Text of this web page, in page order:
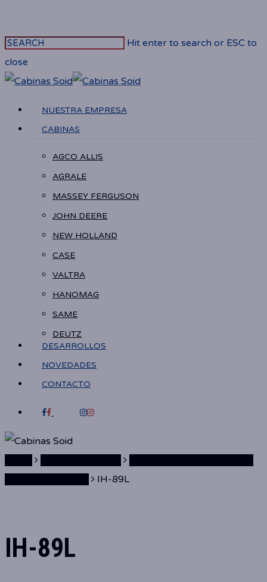
main
content
Hit enter to search or ESC to
close
Close
Menu
NUESTRA EMPRESA
CABINAS
AGCO ALLIS
AGRALE
MASSEY FERGUSON
JOHN DEERE
NEW HOLLAND
CASE
VALTRA
HANOMAG
SAME
DEUTZ
DESARROLLOS
NOVEDADES
CONTACTO
FACEBOOKINSTAGRAM
IH-89L
IH-89L